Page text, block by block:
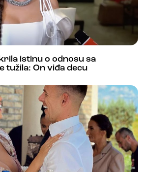
istinu o odnosu sa
tužila: On viđa decu